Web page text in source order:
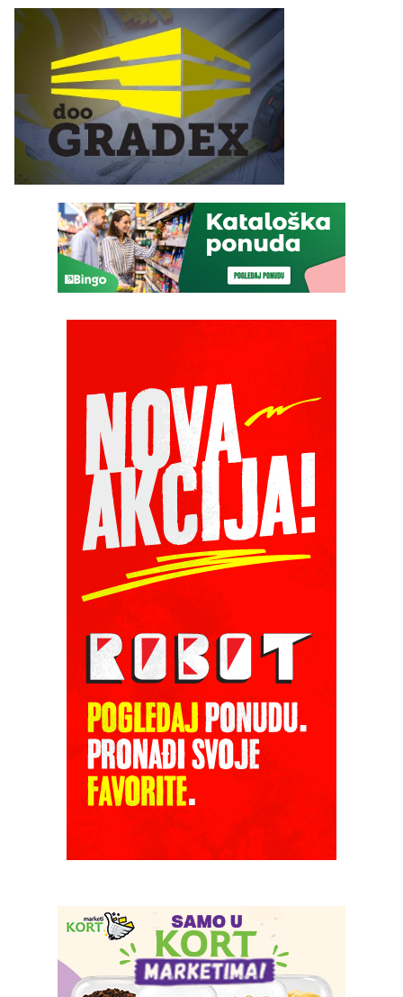
Pašić im održao čas
(FOTO)